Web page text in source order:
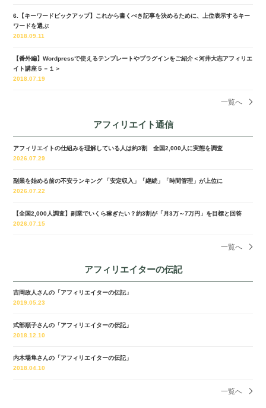
6.【キーワードピックアップ】これから書くべき記事を決めるために、上位表示するキー
ワードを選ぶ
2018.09.11
【番外編】Wordpressで使えるテンプレートやプラグインをご紹介＜河井大志アフィリエ
イト講座５－１＞
2018.07.19
一覧へ
アフィリエイト通信
アフィリエイトの仕組みを理解している人は約3割 全国2,000人に実態を調査
2026.07.29
副業を始める前の不安ランキング 「安定収入」「継続」「時間管理」が上位に
2026.07.22
【全国2,000人調査】副業でいくら稼ぎたい？約3割が「月3万～7万円」を目標と回答
2026.07.15
一覧へ
アフィリエイターの伝記
吉岡政人さんの「アフィリエイターの伝記」
2019.05.23
式部順子さんの「アフィリエイターの伝記」
2018.12.10
内木場隼さんの「アフィリエイターの伝記」
2018.04.10
一覧へ